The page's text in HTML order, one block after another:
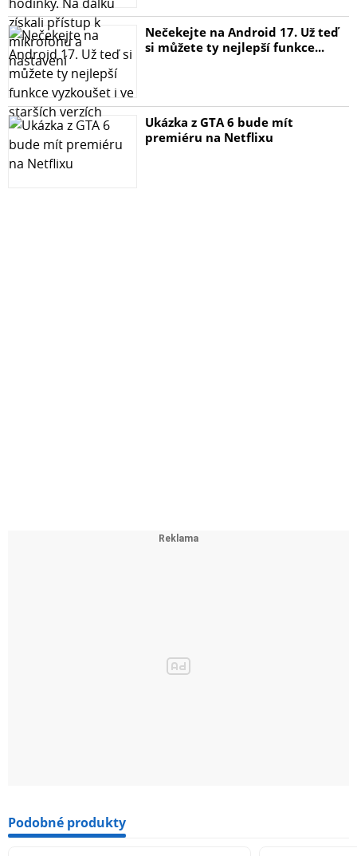
Nečekejte na Android 17. Už teď
si můžete ty nejlepší funkce...
Ukázka z GTA 6 bude mít
premiéru na Netflixu
Podobné produkty